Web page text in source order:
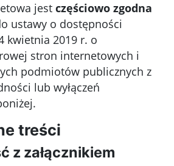
jest częściowo zgodna
ustawy o dostępności
kwietnia 2019 r. o
stron internetowych i
podmiotów publicznych z
lub wyłączeń
treści
z załącznikiem